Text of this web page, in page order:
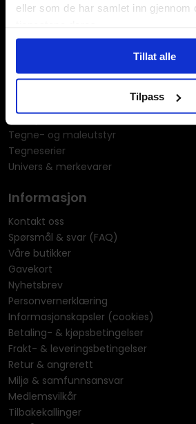
eller som de har samlet inn gjennom
Tillat alle
Tilpass
Kortspill & samlekort
LEGO
Merchandise & effekter
Tegne- og maleutstyr
Tegneserier
Univers & merkevarer
Informasjon
Kontakt oss
Spørsmål & svar (FAQ)
Våre butikker
Gavekort
Nyhetsbrev
Personvernerklæring
Informasjonskapsler (cookies)
Betaling- & kjøpsbetingelser
Frakt- & leveringsbetingelser
Retur & angrerett
Miljø & samfunnsansvar
Medlemsvilkår
Tilbakekallinger